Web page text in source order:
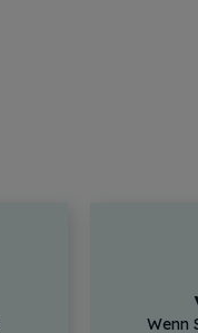
Wenn